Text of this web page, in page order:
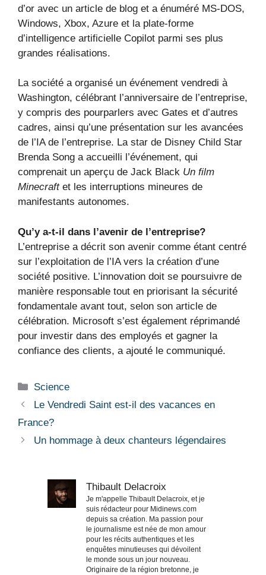
d’or avec un article de blog et a énuméré MS-DOS,
Windows, Xbox, Azure et la plate-forme
d’intelligence artificielle Copilot parmi ses plus
grandes réalisations.
La société a organisé un événement vendredi à
Washington, célébrant l’anniversaire de l’entreprise,
y compris des pourparlers avec Gates et d’autres
cadres, ainsi qu’une présentation sur les avancées
de l’IA de l’entreprise. La star de Disney Child Star
Brenda Song a accueilli l’événement, qui
comprenait un aperçu de Jack Black Un film
Minecraftet les interruptions mineures de
manifestants autonomes.
Qu’y a-t-il dans l’avenir de l’entreprise?
L’entreprise a décrit son avenir comme étant centré
sur l’exploitation de l’IA vers la création d’une
société positive. L’innovation doit se poursuivre de
manière responsable tout en priorisant la sécurité
fondamentale avant tout, selon son article de
célébration. Microsoft s’est également réprimandé
pour investir dans des employés et gagner la
confiance des clients, a ajouté le communiqué.
Catégories
Science
Le Vendredi Saint est-il des vacances en
France?
Un hommage à deux chanteurs légendaires
Thibault Delacroix
Je m'appelle Thibault Delacroix, et je
suis rédacteur pour Midinews.com
depuis sa création. Ma passion pour
le journalisme est née de mon amour
pour les récits authentiques et les
enquêtes minutieuses qui dévoilent
le monde sous un jour nouveau.
Originaire de la région bretonne, je